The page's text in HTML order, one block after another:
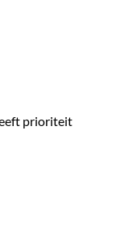
prioriteit